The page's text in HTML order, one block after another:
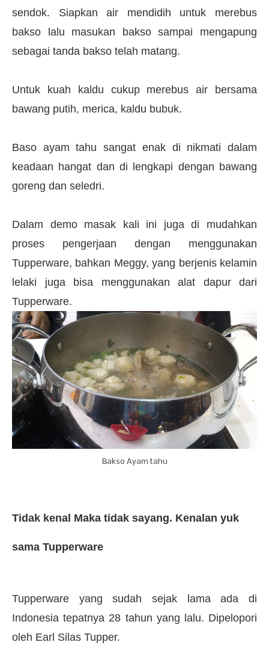
sendok. Siapkan air mendidih untuk merebus
bakso lalu masukan bakso sampai mengapung
sebagai tanda bakso telah matang.
Untuk kuah kaldu cukup merebus air bersama
bawang putih, merica, kaldu bubuk.
Baso ayam tahu sangat enak di nikmati dalam
keadaan hangat dan di lengkapi dengan bawang
goreng dan seledri.
Dalam demo masak kali ini juga di mudahkan
proses pengerjaan dengan menggunakan
Tupperware, bahkan Meggy, yang berjenis kelamin
lelaki juga bisa menggunakan alat dapur dari
Tupperware.
Bakso Ayam tahu
Tidak kenal Maka tidak sayang. Kenalan yuk
sama Tupperware
Tupperware yang sudah sejak lama ada di
Indonesia tepatnya 28 tahun yang lalu. Dipelopori
oleh Earl Silas Tupper.